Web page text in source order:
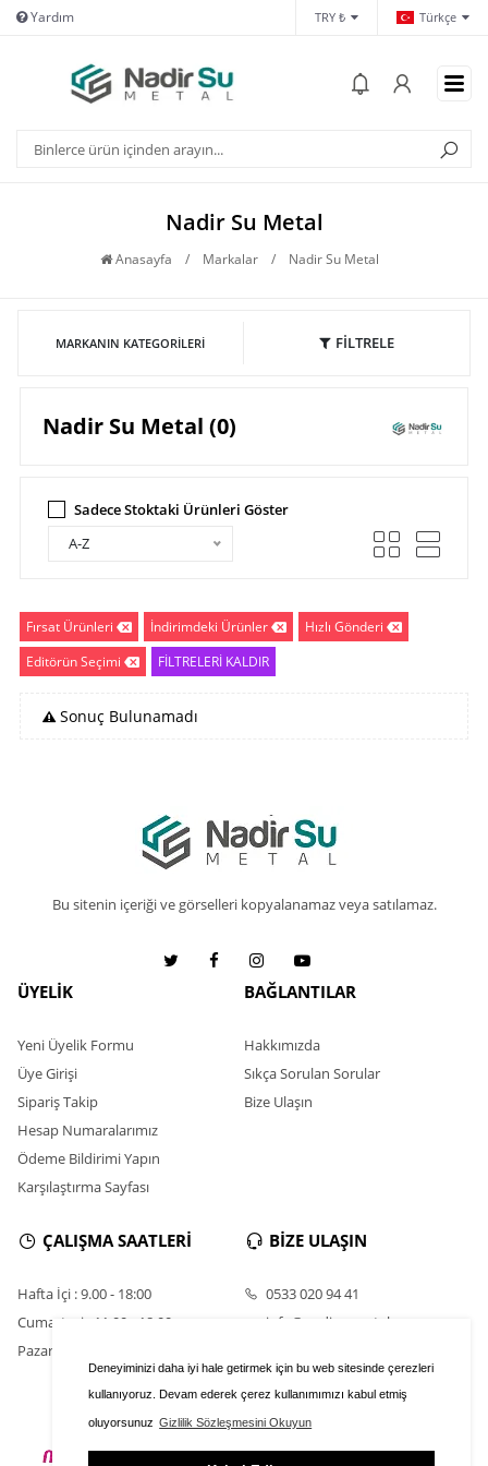
Deneyiminizi daha iyi hale getirmek için bu web sitesinde çerezleri
kullanıyoruz. Devam ederek çerez kullanımımızı kabul etmiş
oluyorsunuz Gizlilik Sözleşmesini Okuyun
Yardım TRY ₺ Türkçe
Nadir Su Metal
Anasayfa / Markalar / Nadir Su Metal
MARKANIN KATEGORILERI FİLTRELE
Nadir Su Metal (0)
Sadece Stoktaki Ürünleri Göster
A-Z
Fırsat Ürünleri İndirimdeki Ürünler
Hızlı Gönderi
Editörün Seçimi
FİLTRELERİ KALDIR
Sonuç Bulunamadı
Bu sitenin içeriği ve görselleri kopyalanamaz veya satılamaz.
ÜYELİK
Yeni Üyelik Formu
Üye Girişi
Sipariş Takip
Hesap Numaralarımız
Ödeme Bildirimi Yapın
Karşılaştırma Sayfası
BAĞLANTILAR
Hakkımızda
Sıkça Sorulan Sorular
Bize Ulaşın
ÇALIŞMA SAATLERİ
Hafta İçi : 9.00 - 18:00
Cumartesi : 11.00 - 18:00
Pazar : Kapalı
BİZE ULAŞIN
0533 020 94 41
info@nadirsumetal.com